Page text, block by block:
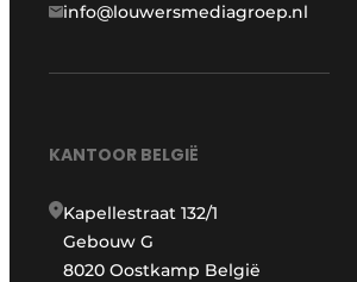
info@louwersmediagroep.nl
KANTOOR BELGIË
Kapellestraat 132/1
Gebouw G
8020 Oostkamp België